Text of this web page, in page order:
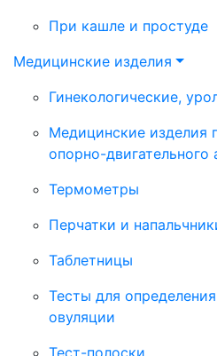
При кашле и простуде
Медицинские изделия
Гинекологические,
Медицинские изделия
опорно-двигательного
Термометры
Перчатки и
Таблетницы
Тесты для
овуляции
Тест-полоски